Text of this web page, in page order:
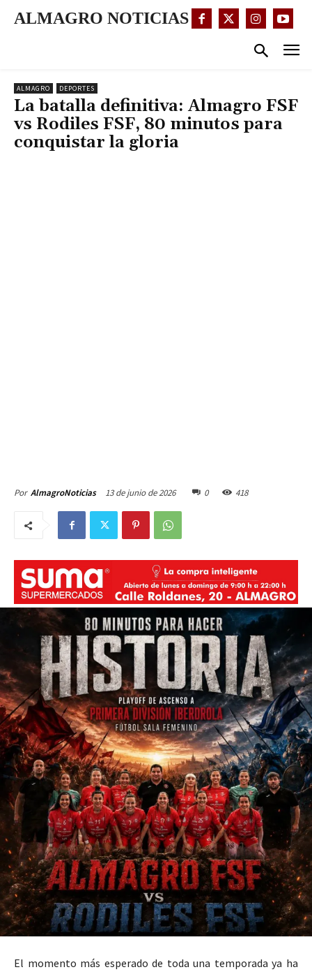
ALMAGRO NOTICIAS
ALMAGRO DEPORTES
La batalla definitiva: Almagro FSF
vs Rodiles FSF, 80 minutos para
conquistar la gloria
Por AlmagroNoticias 13 de junio de 2026 0 418
El momento más esperado de toda una temporada ya ha